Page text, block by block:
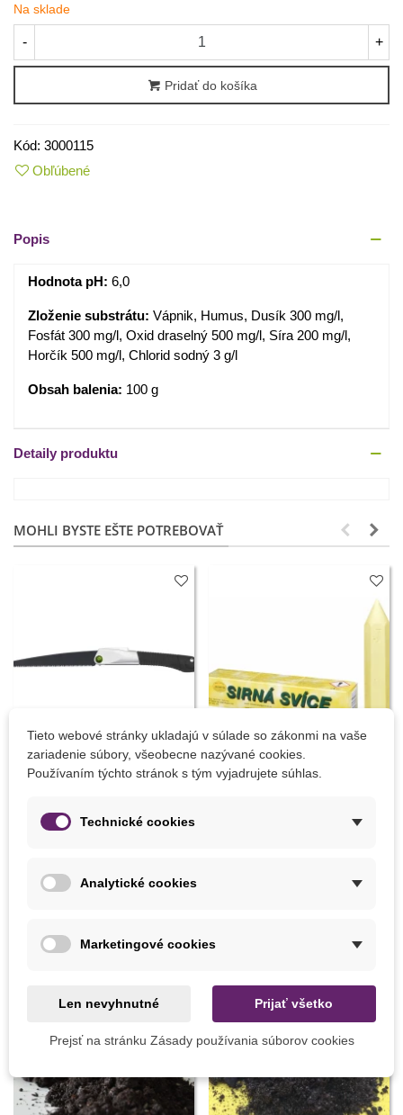
Na sklade
- +
Pridať do košíka
Kód: 3000115
Obľúbené
Popis
Hodnota pH: 6,0
Zloženie substrátu: Vápnik, Humus, Dusík 300 mg/l,
Fosfát 300 mg/l, Oxid draselný 500 mg/l, Síra 200 mg/l,
Horčík 500 mg/l, Chlorid sodný 3 g/l
Obsah balenia: 100 g
Detaily produktu
MOHLI BYSTE EŠTE POTREBOVAŤ
Pridať do košíka
Prerezávacia pílka - Stalco -
predaj záhradného náradia -
Sírna sviečka 25 cm - 1 ks
Tieto webové stránky ukladajú v súlade so zákonmi na vaše
zariadenie súbory, všeobecne nazývané cookies.
Používaním týchto stránok s tým vyjadrujete súhlas.
Technické cookies
Analytické cookies
Marketingové cookies
Len nevyhnutné Prijať všetko
Prejsť na stránku Zásady používania súborov cookies